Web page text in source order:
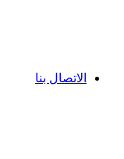
الاتصال بنا